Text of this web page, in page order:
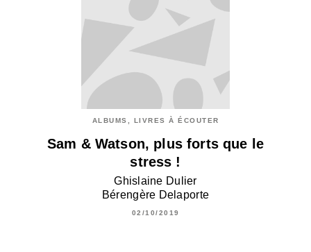
ALBUMS, LIVRES À ÉCOUTER
Sam & Watson, plus forts que le
stress !
Ghislaine Dulier
Bérengère Delaporte
02/10/2019